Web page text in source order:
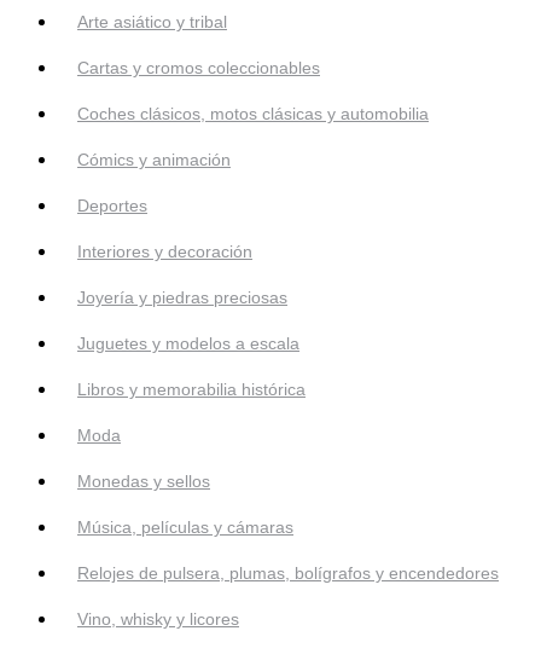
Arte asiático y tribal
Cartas y cromos coleccionables
Coches clásicos, motos clásicas y automobilia
Cómics y animación
Deportes
Interiores y decoración
Joyería y piedras preciosas
Juguetes y modelos a escala
Libros y memorabilia histórica
Moda
Monedas y sellos
Música, películas y cámaras
Relojes de pulsera, plumas, bolígrafos y encendedores
Vino, whisky y licores